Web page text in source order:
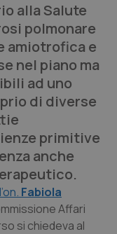
alla Salute
polmonare
amiotrofica e
nel piano ma
ad uno
di diverse
primitive
anche
Fabiola
Affari
si chiedeva al